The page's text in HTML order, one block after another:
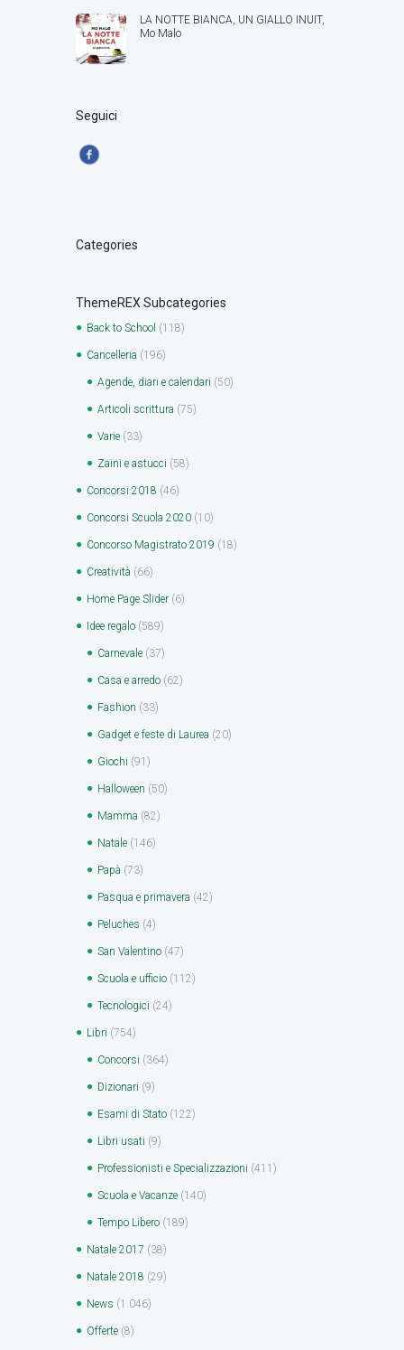
LA NOTTE BIANCA, UN GIALLO INUIT,
Mo Malo
Seguici
Categories
ThemeREX Subcategories
Back to School (118)
Cancelleria (196)
Agende, diari e calendari (50)
Articoli scrittura (75)
Varie (33)
Zaini e astucci (58)
Concorsi 2018 (46)
Concorsi Scuola 2020 (10)
Concorso Magistrato 2019 (18)
Creatività (66)
Home Page Slider (6)
Idee regalo (589)
Carnevale (37)
Casa e arredo (62)
Fashion (33)
Gadget e feste di Laurea (20)
Giochi (91)
Halloween (50)
Mamma (82)
Natale (146)
Papà (73)
Pasqua e primavera (42)
Peluches (4)
San Valentino (47)
Scuola e ufficio (112)
Tecnologici (24)
Libri (754)
Concorsi (364)
Dizionari (9)
Esami di Stato (122)
Libri usati (9)
Professionisti e Specializzazioni (411)
Scuola e Vacanze (140)
Tempo Libero (189)
Natale 2017 (38)
Natale 2018 (29)
News (1.046)
Offerte (8)